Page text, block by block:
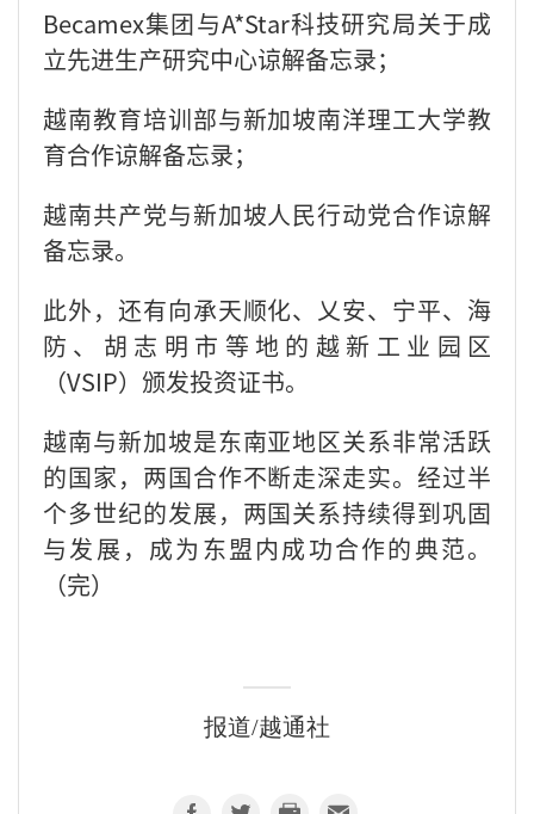
Becamex集团与A*Star科技研究局关于成
立先进生产研究中心谅解备忘录；​
越南教育培训部与新加坡南洋理工大学教
育合作谅解备忘录；
越南共产党与新加坡人民行动党合作谅解
备忘录。​
此外，还有向承天顺化、乂安、宁平、海
防、胡志明市等地的越新工业园区
（VSIP）颁发投资证书。
越南与新加坡是东南亚地区关系非常活跃
的国家，两国合作不断走深走实。经过半
个多世纪的发展，两国关系持续得到巩固
与发展，成为东盟内成功合作的典范。
（完）
报道/越通社